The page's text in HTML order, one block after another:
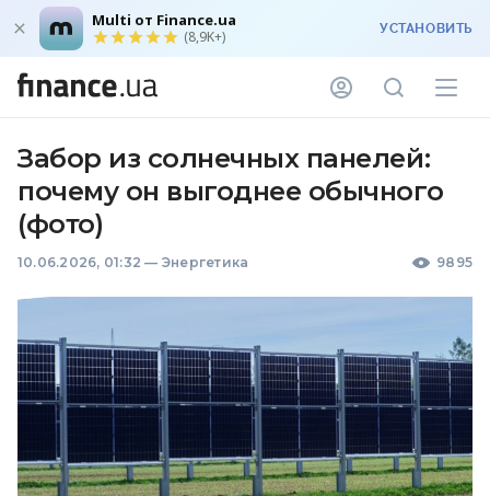
Multi от Finance.ua
(8,9K+) УСТАНОВИТЬ
Забор из солнечных панелей:
почему он выгоднее обычного
(фото)
10.06.2026, 01:32 — Энергетика 9895